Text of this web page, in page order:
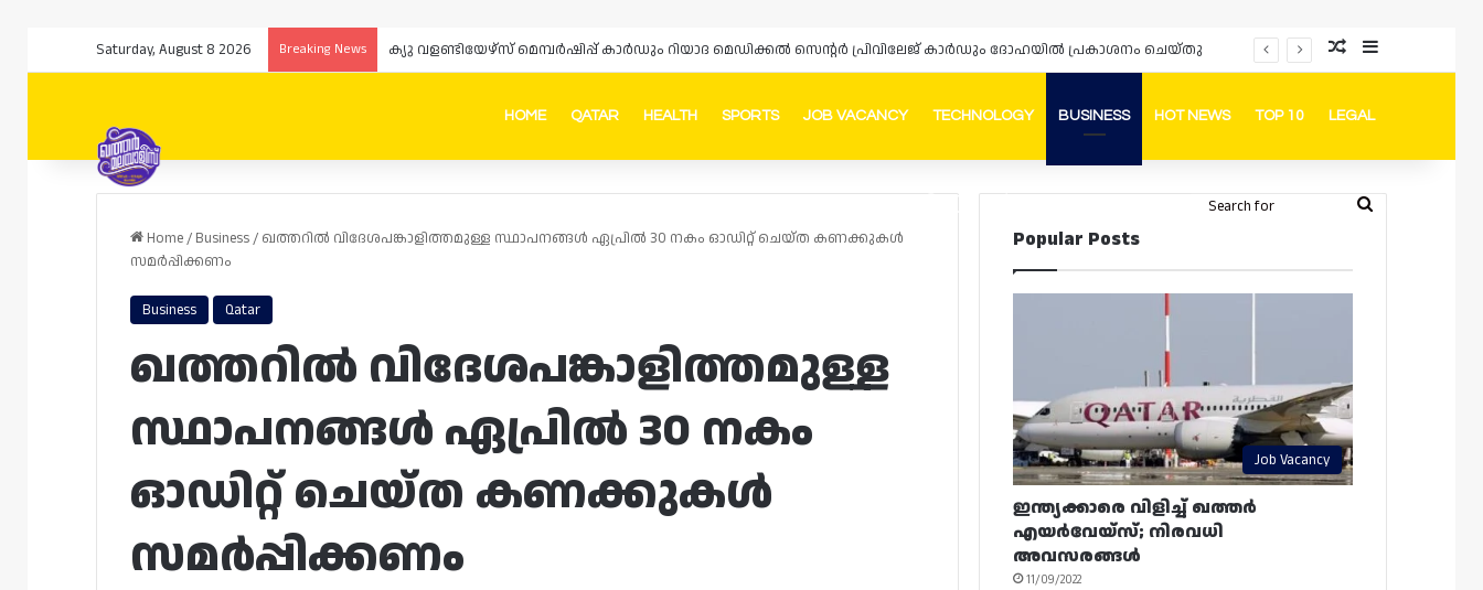
Saturday, August 8 2026 Breaking News ക്യു വളണ്ടിയേഴ്‌സ് മെമ്പർഷിപ്പ് കാർഡും റിയാദ മെഡിക്കൽ സെന്റർ പ്രിവിലേജ് കാർഡും ദോഹയിൽ പ്രകാശനം ചെയ്തു Random Article
Sidebar
HOME QATAR HEALTH SPORTS JOB VACANCY TECHNOLOGY BUSINESS HOT NEWS TOP 10 LEGAL
FacebookInstagram
Telegram
Whatsapp Random Article
Switch skin
Search
Home/ Business/ ഖത്തറിൽ വിദേശപങ്കാളിത്തമുള്ള സ്ഥാപനങ്ങൾ ഏപ്രിൽ 30 നകം ഓഡിറ്റ് ചെയ്‌ത കണക്കുകൾ
സമർപ്പിക്കണം
Business Qatar
ഖത്തറിൽ വിദേശപങ്കാളിത്തമുള്ള
സ്ഥാപനങ്ങൾ ഏപ്രിൽ 30 നകം
ഓഡിറ്റ് ചെയ്‌ത കണക്കുകൾ
സമർപ്പിക്കണം
Popular Posts
Job Vacancy
ഇന്ത്യക്കാരെ വിളിച്ച് ഖത്തർ
എയർവേയ്‌സ്; നിരവധി
അവസരങ്ങൾ
11/09/2022